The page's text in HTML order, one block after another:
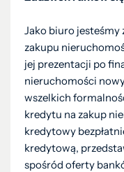
Jako biuro jesteśmy
zakupu
jej prezentacji po
nieruchomości
wszelkich
kredytu na zakup
kredytowy
kredytową,
spośród oferty